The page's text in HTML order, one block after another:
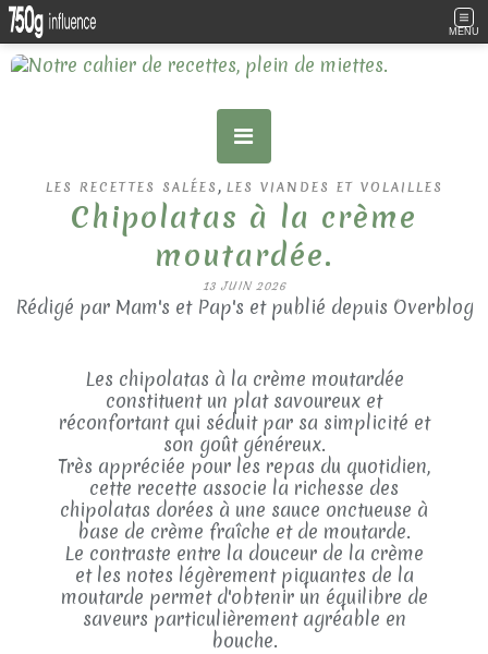
MENU
LES RECETTES SALÉES , LES VIANDES ET VOLAILLES
Chipolatas à la crème
moutardée.
13 JUIN 2026
Rédigé par Mam's et Pap's et publié depuis Overblog
Les chipolatas à la crème moutardée
constituent un plat savoureux et
réconfortant qui séduit par sa simplicité et
son goût généreux.
Très appréciée pour les repas du quotidien,
cette recette associe la richesse des
chipolatas dorées à une sauce onctueuse à
base de crème fraîche et de moutarde.
Le contraste entre la douceur de la crème
et les notes légèrement piquantes de la
moutarde permet d'obtenir un équilibre de
saveurs particulièrement agréable en
bouche.